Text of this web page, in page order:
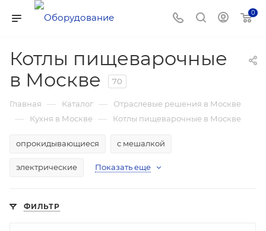
0
Котлы пищеварочные
в Москве
70
Главная — Каталог — Отраслевые решения в Москве
— Кухня в Москве — Котлы пищеварочные в Москве
опрокидывающиеся с мешалкой
электрические Показать еще
ФИЛЬТР